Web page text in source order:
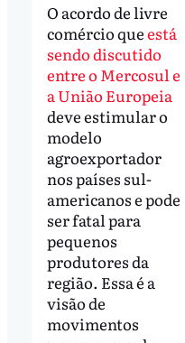
O acordo de livre
comércio queestá
sendo discutido
entre o Mercosul e
a União Europeia
deve estimular o
modelo
agroexportador
nos países sul-
americanos e pode
ser fatal para
pequenos
produtores da
região. Essa é a
visão de
movimentos